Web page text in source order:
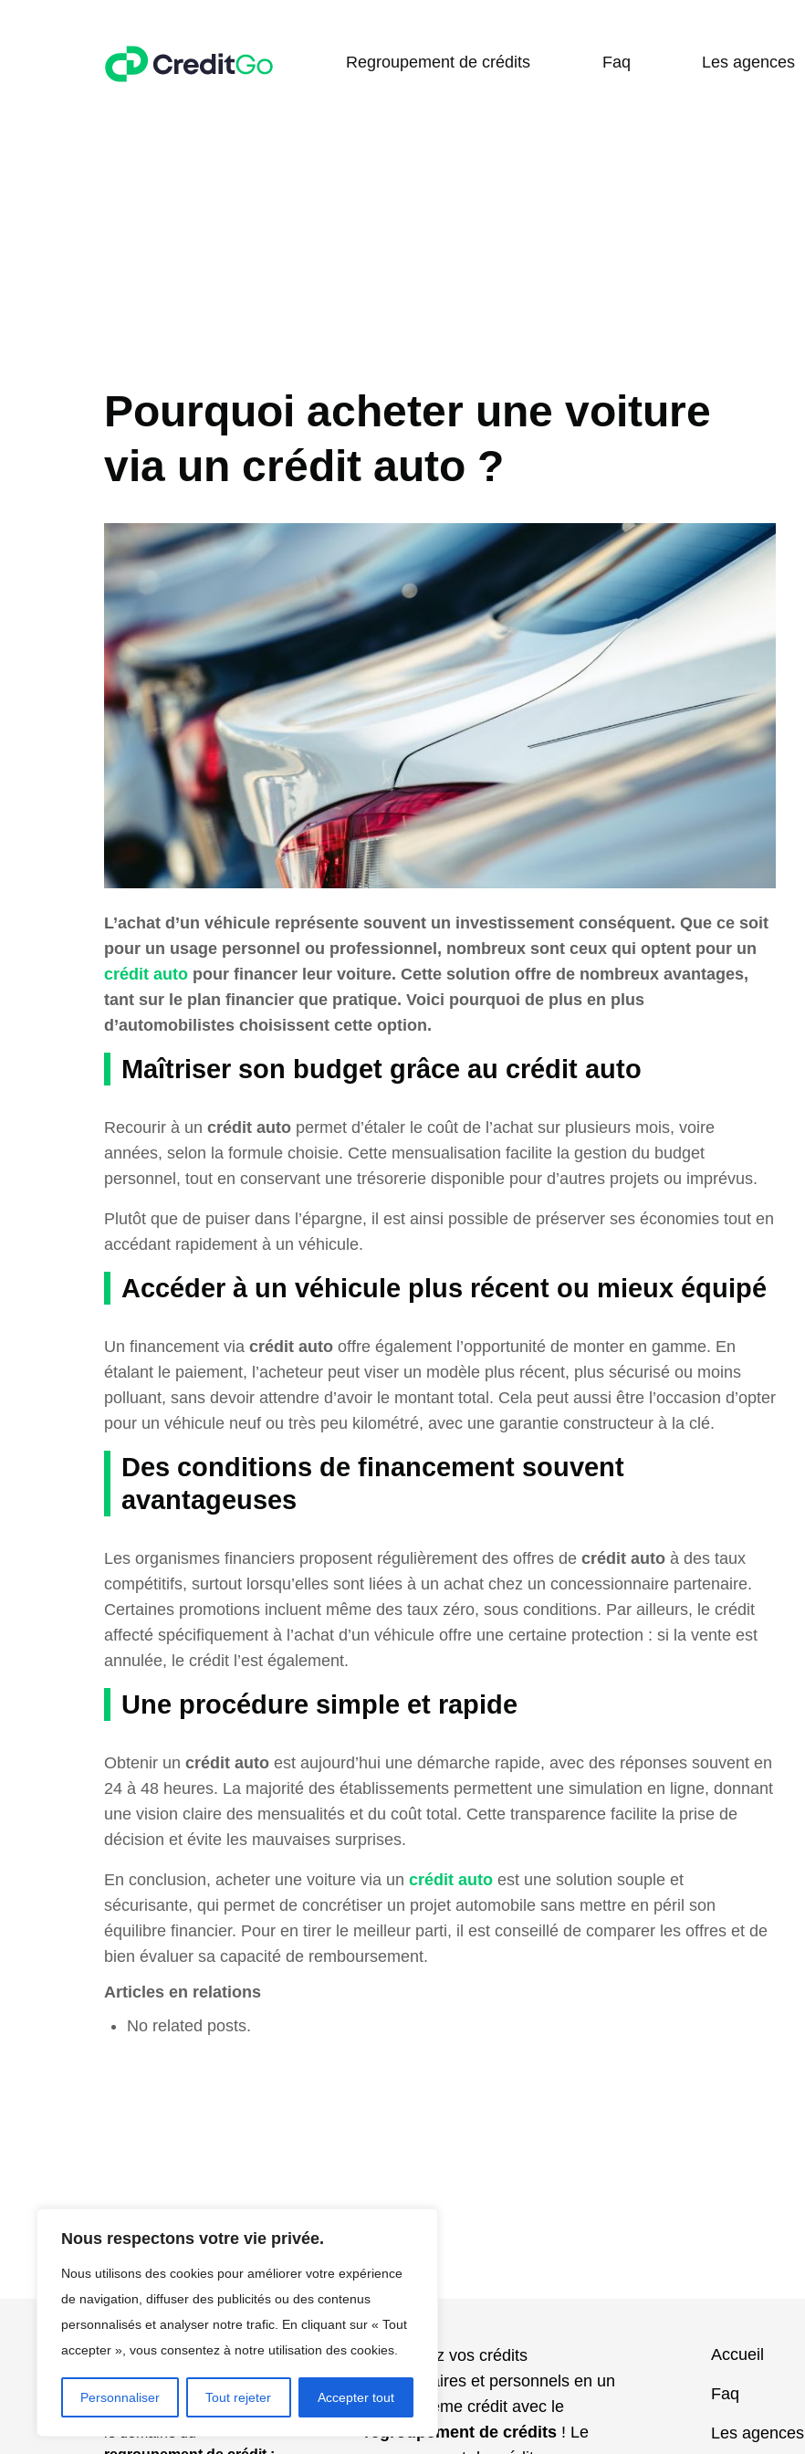
Nous respectons votre vie privée.
Nous utilisons des cookies pour améliorer votre expérience
de navigation, diffuser des publicités ou des contenus
personnalisés et analyser notre trafic. En cliquant sur « Tout
accepter », vous consentez à notre utilisation des cookies.
Personnaliser Tout rejeter Accepter tout
Regroupement de crédits Faq Les agences
Pourquoi acheter une voiture
via un crédit auto ?
L’achat d’un véhicule représente souvent un investissement conséquent. Que ce soit
pour un usage personnel ou professionnel, nombreux sont ceux qui optent pour un
crédit auto pour financer leur voiture. Cette solution offre de nombreux avantages,
tant sur le plan financier que pratique. Voici pourquoi de plus en plus
d’automobilistes choisissent cette option.
Maîtriser son budget grâce au crédit auto
Recourir à un crédit auto permet d’étaler le coût de l’achat sur plusieurs mois, voire
années, selon la formule choisie. Cette mensualisation facilite la gestion du budget
personnel, tout en conservant une trésorerie disponible pour d’autres projets ou imprévus.
Plutôt que de puiser dans l’épargne, il est ainsi possible de préserver ses économies tout en
accédant rapidement à un véhicule.
Accéder à un véhicule plus récent ou mieux équipé
Un financement via crédit auto offre également l’opportunité de monter en gamme. En
étalant le paiement, l’acheteur peut viser un modèle plus récent, plus sécurisé ou moins
polluant, sans devoir attendre d’avoir le montant total. Cela peut aussi être l’occasion d’opter
pour un véhicule neuf ou très peu kilométré, avec une garantie constructeur à la clé.
Des conditions de financement souvent
avantageuses
Les organismes financiers proposent régulièrement des offres de crédit auto à des taux
compétitifs, surtout lorsqu’elles sont liées à un achat chez un concessionnaire partenaire.
Certaines promotions incluent même des taux zéro, sous conditions. Par ailleurs, le crédit
affecté spécifiquement à l’achat d’un véhicule offre une certaine protection : si la vente est
annulée, le crédit l’est également.
Une procédure simple et rapide
Obtenir un crédit auto est aujourd’hui une démarche rapide, avec des réponses souvent en
24 à 48 heures. La majorité des établissements permettent une simulation en ligne, donnant
une vision claire des mensualités et du coût total. Cette transparence facilite la prise de
décision et évite les mauvaises surprises.
En conclusion, acheter une voiture via un crédit auto est une solution souple et
sécurisante, qui permet de concrétiser un projet automobile sans mettre en péril son
équilibre financier. Pour en tirer le meilleur parti, il est conseillé de comparer les offres et de
bien évaluer sa capacité de remboursement.
Articles en relations
No related posts.
le domaine du
Regroupez vos crédits
hypothécaires et personnels en un
seul et même crédit avec le
regroupement de crédits ! Le
Accueil
Faq
Les agences
LES AGENCES